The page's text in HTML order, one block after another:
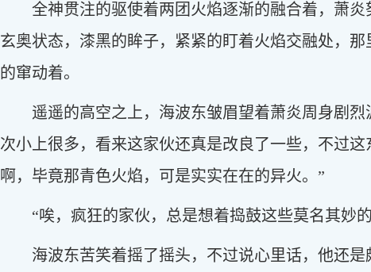
全神贯注的驱使着两团火焰逐渐的融合着，萧
玄奥状态，漆黑的眸子，紧紧的盯着火焰交融处，
的窜动着。
遥遥的高空之上，海波东皱眉望着萧炎周身剧
次小上很多，看来这家伙还真是改良了一些，不过
啊，毕竟那青色火焰，可是实实在在的异火。”
“唉，疯狂的家伙，总是想着捣鼓这些莫名其妙
海波东苦笑着摇了摇头，不过说心里话，他还